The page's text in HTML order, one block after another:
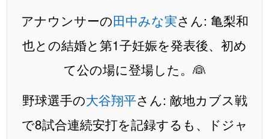
アナウンサーの田中みな実さん: 亀梨和
也との結婚と第1子妊娠を発表後、初め
て公の場に登場した。👰
野球選手の大谷翔平さん: 敵地カブス戦
で8試合連続安打を記録するも、ドジャ